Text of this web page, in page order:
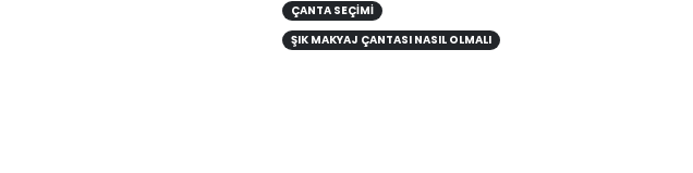
ÇANTA SEÇIMI
ŞIK MAKYAJ ÇANTASI NASIL OLMALI